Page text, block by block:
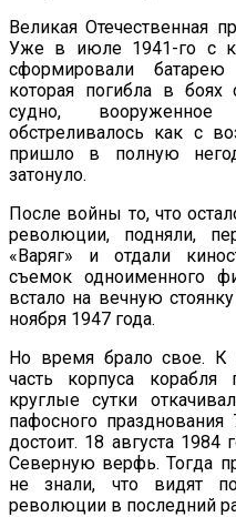
Великая Отечественная
Уже в июле 1941-го с
сформировали
которая погибла в
судно, вооруженное
обстреливалось как с
пришло в полную
затонуло.
После войны то, что
революции, подняли,
«Варяг» и отдали
съемок одноименного
встало на вечную
ноября 1947 года.
Но время брало свое. К
часть корпуса
круглые сутки
пафосного
достоит. 18 августа 1984
Северную верфь. Тогда
не знали, что видят
революции в последний